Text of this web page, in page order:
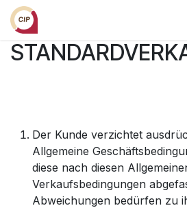
Zum Inhalt springen
Der Kunde verzichtet
Allgemeine
diese nach diesen
Verkaufsbedingungen
Abweichungen bedürfen zu